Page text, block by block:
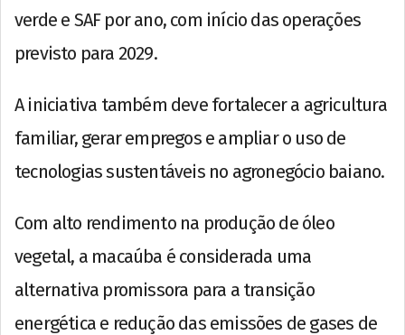
verde e SAF por ano, com início das operações
previsto para 2029.
A iniciativa também deve fortalecer a agricultura
familiar, gerar empregos e ampliar o uso de
tecnologias sustentáveis no agronegócio baiano.
Com alto rendimento na produção de óleo
vegetal, a macaúba é considerada uma
alternativa promissora para a transição
energética e redução das emissões de gases de